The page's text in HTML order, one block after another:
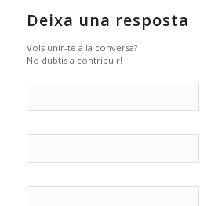
Deixa una resposta
Vols unir-te a la conversa?
No dubtis a contribuir!